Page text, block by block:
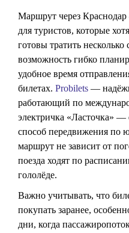
Маршрут через
для туристов, которые
готовы тратить
возможность гибко
удобное время
билетах. Probilets —
работающий по
электричка «Ласточка»
способ передвижения по
маршрут не зависит от
поезда ходят по
гололёде.
Важно учитывать, что
покупать заранее,
дни, когда